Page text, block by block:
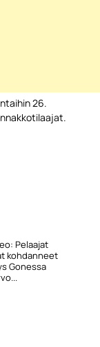
26.
Pelaajat
kohdanneet
Gonessa